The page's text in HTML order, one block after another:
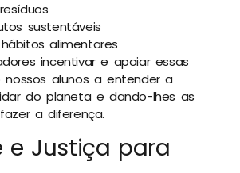
sustentáveis
alimentares
incentivar e apoiar essas
nossos alunos a entender a
do planeta e dando-lhes as
a diferença.
e Justiça para